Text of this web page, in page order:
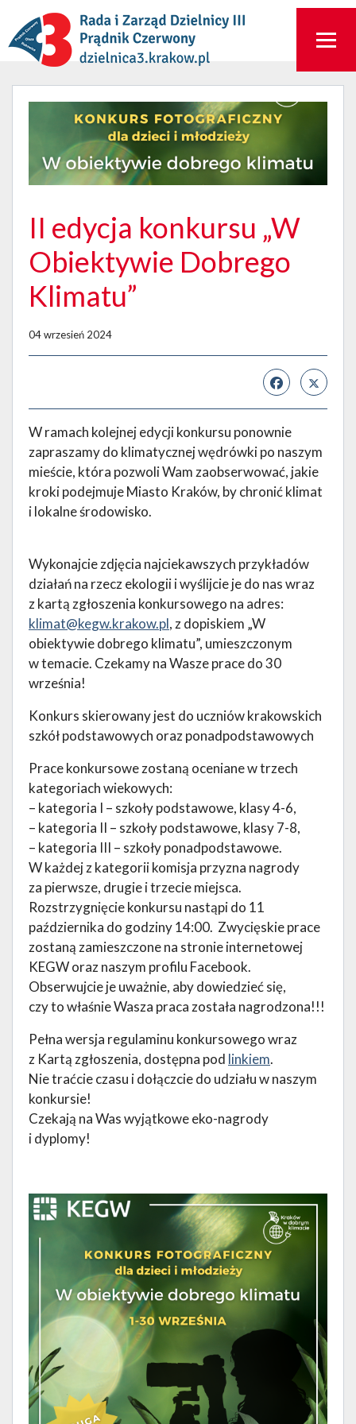
II edycja konkursu „W
Obiektywie Dobrego
Klimatu”
04 wrzesień 2024
W ramach kolejnej edycji konkursu ponownie
zapraszamy do klimatycznej wędrówki po naszym
mieście, która pozwoli Wam zaobserwować, jakie
kroki podejmuje Miasto Kraków, by chronić klimat
i lokalne środowisko.
Wykonajcie zdjęcia najciekawszych przykładów
działań na rzecz ekologii i wyślijcie je do nas wraz
z kartą zgłoszenia konkursowego na adres:
klimat@kegw.krakow.pl, z dopiskiem „W
obiektywie dobrego klimatu”, umieszczonym
w temacie. Czekamy na Wasze prace do 30
września!
Konkurs skierowany jest do uczniów krakowskich
szkół podstawowych oraz ponadpodstawowych
Prace konkursowe zostaną oceniane w trzech
kategoriach wiekowych:
– kategoria I – szkoły podstawowe, klasy 4-6,
– kategoria II – szkoły podstawowe, klasy 7-8,
– kategoria III – szkoły ponadpodstawowe.
W każdej z kategorii komisja przyzna nagrody
za pierwsze, drugie i trzecie miejsca.
Rozstrzygnięcie konkursu nastąpi do 11
października do godziny 14:00. Zwycięskie prace
zostaną zamieszczone na stronie internetowej
KEGW oraz naszym profilu Facebook.
Obserwujcie je uważnie, aby dowiedzieć się,
czy to właśnie Wasza praca została nagrodzona!!!
Pełna wersja regulaminu konkursowego wraz
z Kartą zgłoszenia, dostępna pod linkiem.
Nie traćcie czasu i dołączcie do udziału w naszym
konkursie!
Czekają na Was wyjątkowe eko-nagrody
i dyplomy!